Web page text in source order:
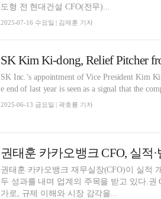
도형 전 현대건설 CFO(전무)...
2025-07-16 수요일 | 김재훈 기자
SK Kim Ki-dong, Relief Pitcher
SK Inc.’s appointment of Vice President Kim
e end of last year is seen as a signal that the
2025-06-13 금요일 | 곽호룡 기자
권태훈 카카오뱅크 재무실장(CFO)이 실적
두 성과를 내며 업계의 주목을 받고 있다.
가로, 규제 이해와 시장 감각을...